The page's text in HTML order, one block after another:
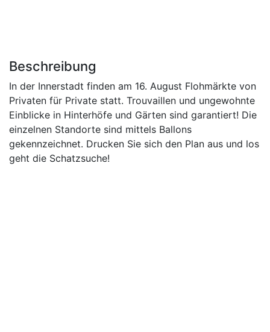
Beschreibung
In der Innerstadt finden am 16. August Flohmärkte von
Privaten für Private statt. Trouvaillen und ungewohnte
Einblicke in Hinterhöfe und Gärten sind garantiert! Die
einzelnen Standorte sind mittels Ballons
gekennzeichnet. Drucken Sie sich den Plan aus und los
geht die Schatzsuche!